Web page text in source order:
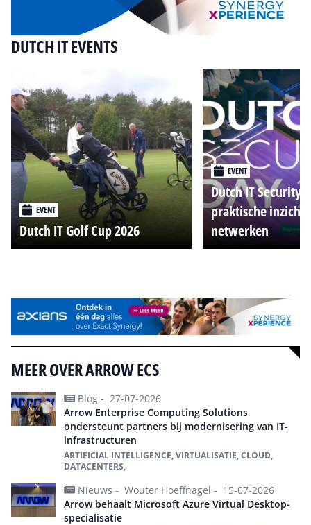
DUTCH IT EVENTS
EVENT
Dutch IT Golf Cup 2026
EVENT
Dutch IT Security
praktische
netwerken
MEER OVER ARROW ECS
Blog - 27-07-2026
Arrow Enterprise Computing Solutions
ondersteunt partners bij modernisering van IT-
infrastructuren
ARTIFICIAL INTELLIGENCE, VIRTUALISATIE, CLOUD,
DATACENTERS,
Nieuws - Wouter Hoeffnagel - 15-07-2026
Arrow behaalt Microsoft Azure Virtual Desktop-
specialisatie